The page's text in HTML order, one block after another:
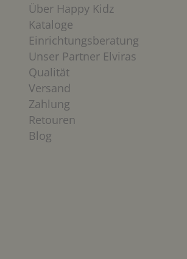
Über Happy Kidz
Kataloge
Einrichtungsberatung
Unser Partner Elviras
Qualität
Versand
Zahlung
Retouren
Blog